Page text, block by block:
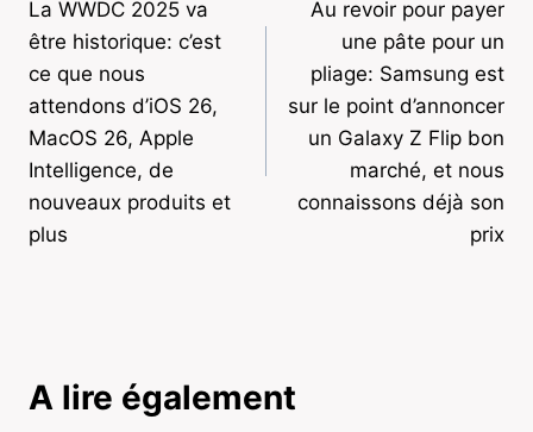
de
l’article
La WWDC 2025 va
être historique: c’est
ce que nous
attendons d’iOS 26,
MacOS 26, Apple
Intelligence, de
nouveaux produits et
plus
Au revoir pour payer
une pâte pour un
pliage: Samsung est
sur le point d’annoncer
un Galaxy Z Flip bon
marché, et nous
connaissons déjà son
prix
A lire également